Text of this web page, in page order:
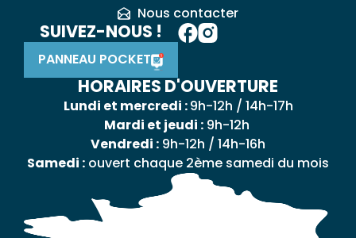
Nous contacter
SUIVEZ-NOUS !
PANNEAU POCKET
HORAIRES D'OUVERTURE
Lundi et mercredi :9h-12h / 14h-17h
Mardi et jeudi :9h-12h
Vendredi : 9h-12h / 14h-16h
Samedi : ouvert chaque 2ème samedi du mois